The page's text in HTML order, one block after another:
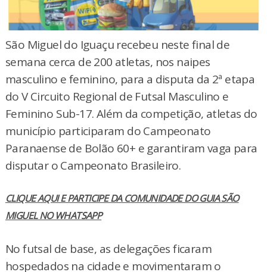
São Miguel do Iguaçu recebeu neste final de
semana cerca de 200 atletas, nos naipes
masculino e feminino, para a disputa da 2ª etapa
do V Circuito Regional de Futsal Masculino e
Feminino Sub-17. Além da competição, atletas do
município participaram do Campeonato
Paranaense de Bolão 60+ e garantiram vaga para
disputar o Campeonato Brasileiro.
CLIQUE AQUI E PARTICIPE DA COMUNIDADE DO GUIA SÃO
MIGUEL NO WHATSAPP
No futsal de base, as delegações ficaram
hospedados na cidade e movimentaram o